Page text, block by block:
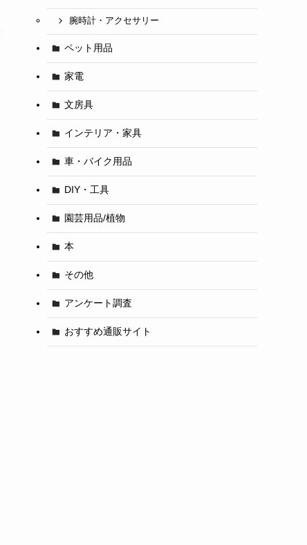
腕時計・アクセサリー
ペット用品
家電
文房具
インテリア・家具
車・バイク用品
DIY・工具
園芸用品/植物
本
その他
アンケート調査
おすすめ通販サイト